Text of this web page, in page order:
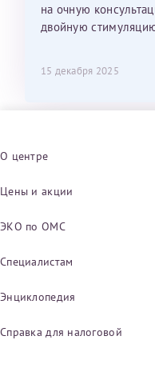
на очную
двойную
15 декабря 2025
О центре
Цены и акции
ЭКО по ОМС
Специалистам
Энциклопедия
Справка для налоговой